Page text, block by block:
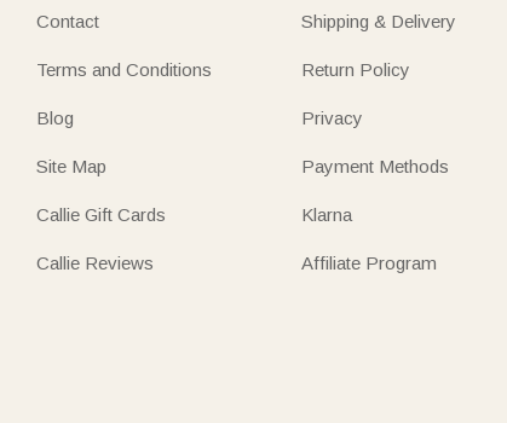
Contact
Terms and Conditions
Blog
Site Map
Callie Gift Cards
Callie Reviews
Shipping & Delivery
Return Policy
Privacy
Payment Methods
Klarna
Affiliate Program